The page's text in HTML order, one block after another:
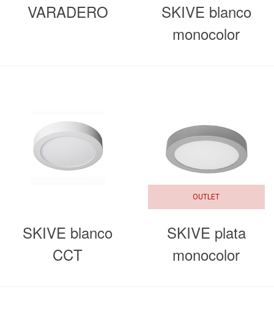
VARADERO
SKIVE blanco
monocolor
SKIVE blanco
CCT
OUTLET
SKIVE plata
monocolor